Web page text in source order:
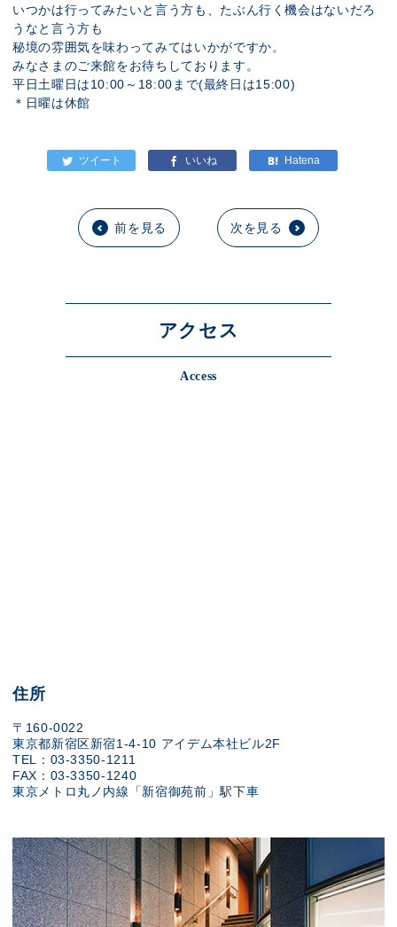
いつかは行ってみたいと言う方も、たぶん行く機会はないだろ
うなと言う方も
秘境の雰囲気を味わってみてはいかがですか。
みなさまのご来館をお待ちしております。
平日土曜日は10:00～18:00まで(最終日は15:00)
＊日曜は休館
前を見る 次を見る
アクセス
Access
住所
〒160-0022
東京都新宿区新宿1-4-10 アイデム本社ビル2F
TEL：03-3350-1211
FAX：03-3350-1240
東京メトロ丸ノ内線「新宿御苑前」駅下車